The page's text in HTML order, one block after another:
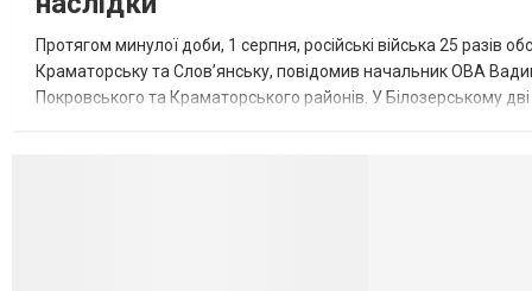
Протягом минулої доби, 1 серпня, російські війська 25 разів
Краматорську та Слов’янську, повідомив начальник ОВА
Покровського та Краматорського районів. У Білозерському